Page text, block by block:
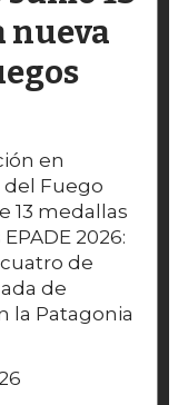
nueva
en
del Fuego
13 medallas
2026:
de
de
la Patagonia